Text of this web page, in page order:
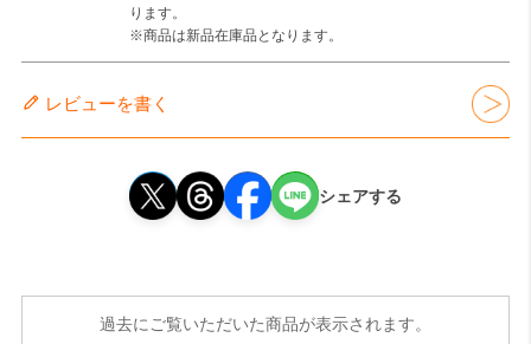
ります。
※商品は新品在庫品となります。
レビューを書く
シェアする
過去にご覧いただいた商品が表示されます。